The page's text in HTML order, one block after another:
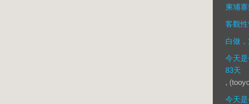
柬埔
客觀
白做
今天
83天
,
今天